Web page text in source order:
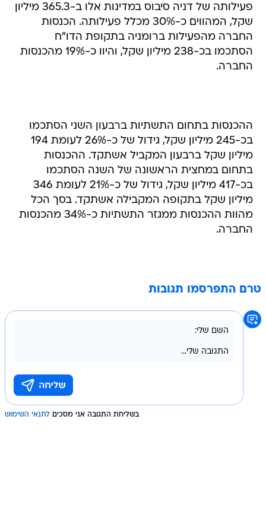
פעילותה של דניה סיבוס במדינות אלו ב-365.3 מיליון
שקל, המהווים כ-30% מכלל פעילותה. הכנסות
החברה מהפעילות ברומניה בתקופת הדו"ח
הסתכמו בכ-238 מיליון שקל, והיוו כ-19% מהכנסות
החברה.
ההכנסות בתחום התשתיות ברבעון השני הסתכמו
בכ-245 מיליון שקל, גידול של כ-26% לעומת 194
מיליון שקל ברבעון המקביל אשתקד. ההכנסות
בתחום במחצית הראשונה של השנה הסתכמו
בכ-417 מיליון שקל, גידול של כ-21% לעומת 346
מיליון שקל בתקופה המקבילה אשתקד. בסך הכל
מהוות ההכנסות ממגזר התשתיות כ-34% מהכנסות
החברה.
טרם התפרסמו תגובות
בשליחת התגובה אני מסכים לתנאי השימוש